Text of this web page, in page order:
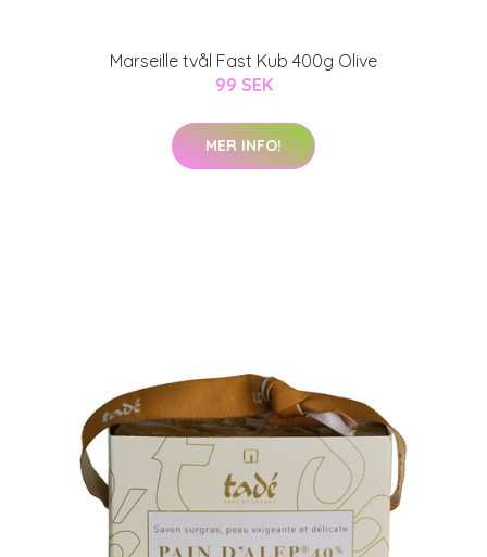
Marseille tvål Fast Kub 400g Olive
99 SEK
MER INFO!